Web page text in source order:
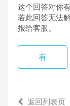
这个回答对你
若此回答无法
报给客服。
有
返回列表页